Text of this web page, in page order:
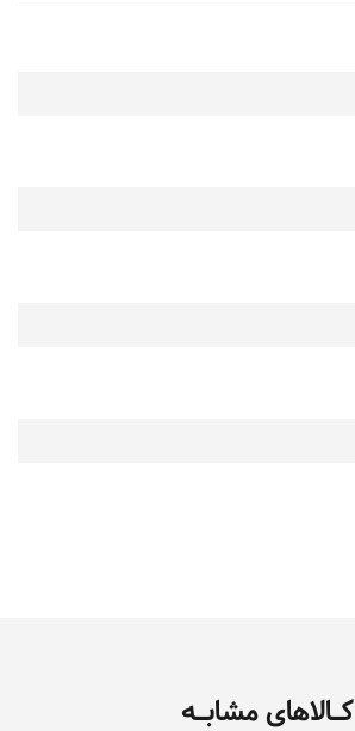
کـالاهای مشابـه